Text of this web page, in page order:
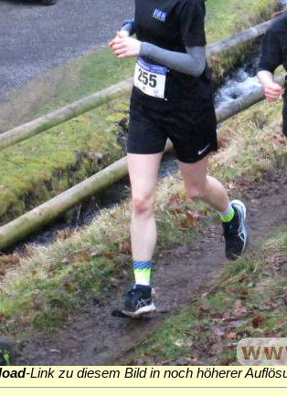
-Link zu diesem Bild in noch höherer